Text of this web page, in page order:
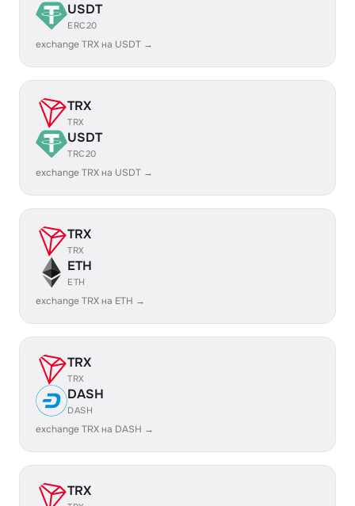
USDT
ERC20
exchange TRX на USDT →
TRX
TRX
USDT
TRC20
exchange TRX на USDT →
TRX
TRX
ETH
ETH
exchange TRX на ETH →
TRX
TRX
DASH
DASH
exchange TRX на DASH →
TRX